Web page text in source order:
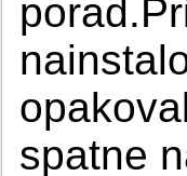
spatne